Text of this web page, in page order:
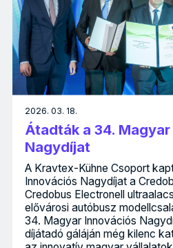
2026. 03. 18.
Átadták a 34.
Nagydíjat
A Kravtex-Kühne Csoport
Innovációs Nagydíjat a
Credobus Electronell
elővárosi autóbusz
34. Magyar Innovációs
díjátadó gáláján még kilenc